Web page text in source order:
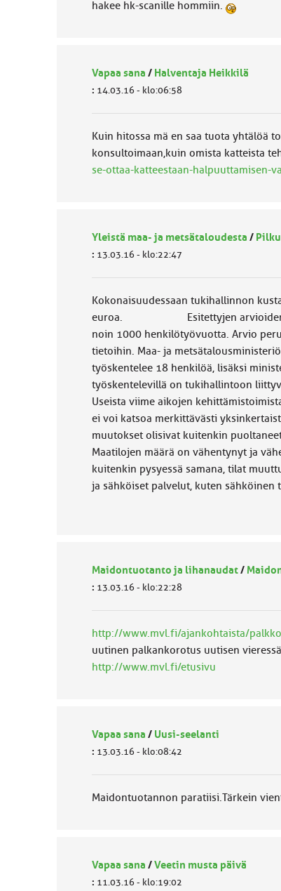
hakee hk-scanille hommiin.
Vapaa sana / Halventaja Heikkilä
: 14.03.16 - klo:06:58
Kuin hitossa mä en saa tuota yhtälöä
konsultoimaan,kuin omista
se-ottaa-katteestaan-halpuuttamisen-
Yleistä maa- ja metsätaloudesta /
: 13.03.16 - klo:22:47
Kokonaisuudessaan tukihallinnon
euroa. Esitettyjen arvioiden
noin 1000 henkilötyövuotta. Arvio
tietoihin. Maa- ja
työskentelee 18 henkilöä, lisäksi
työskentelevillä on
Useista viime aikojen
ei voi katsoa merkittävästi
muutokset olisivat kuitenkin
Maatilojen määrä on vähentynyt ja
kuitenkin pysyessä samana, tilat
ja sähköiset palvelut, kuten
Maidontuotanto ja lihanaudat/
: 13.03.16 - klo:22:28
http://www.mvl.fi/ajankohtaista/
uutinen palkankorotus uutisen
http://www.mvl.fi/etusivu
Vapaa sana / Uusi-seelanti
: 13.03.16 - klo:08:42
Maidontuotannon paratiisi.Tärkein
Vapaa sana /Veetin musta päivä
: 11.03.16 - klo:19:02